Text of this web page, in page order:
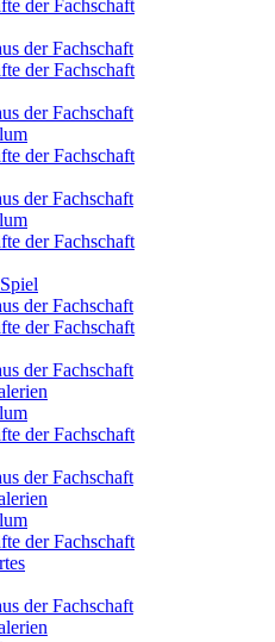
der Fachschaft
der Fachschaft
der Fachschaft
der Fachschaft
der Fachschaft
der Fachschaft
der Fachschaft
der Fachschaft
der Fachschaft
der Fachschaft
der Fachschaft
der Fachschaft
der Fachschaft
der Fachschaft